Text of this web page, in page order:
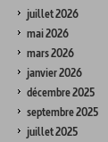
juillet 2026
mai 2026
mars 2026
janvier 2026
décembre 2025
septembre 2025
juillet 2025